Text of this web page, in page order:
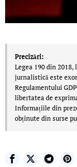
Precizări:
Legea 190 din
jurnalistică este
Regulamentului
libertatea de
Informațiile din
obținute din surse